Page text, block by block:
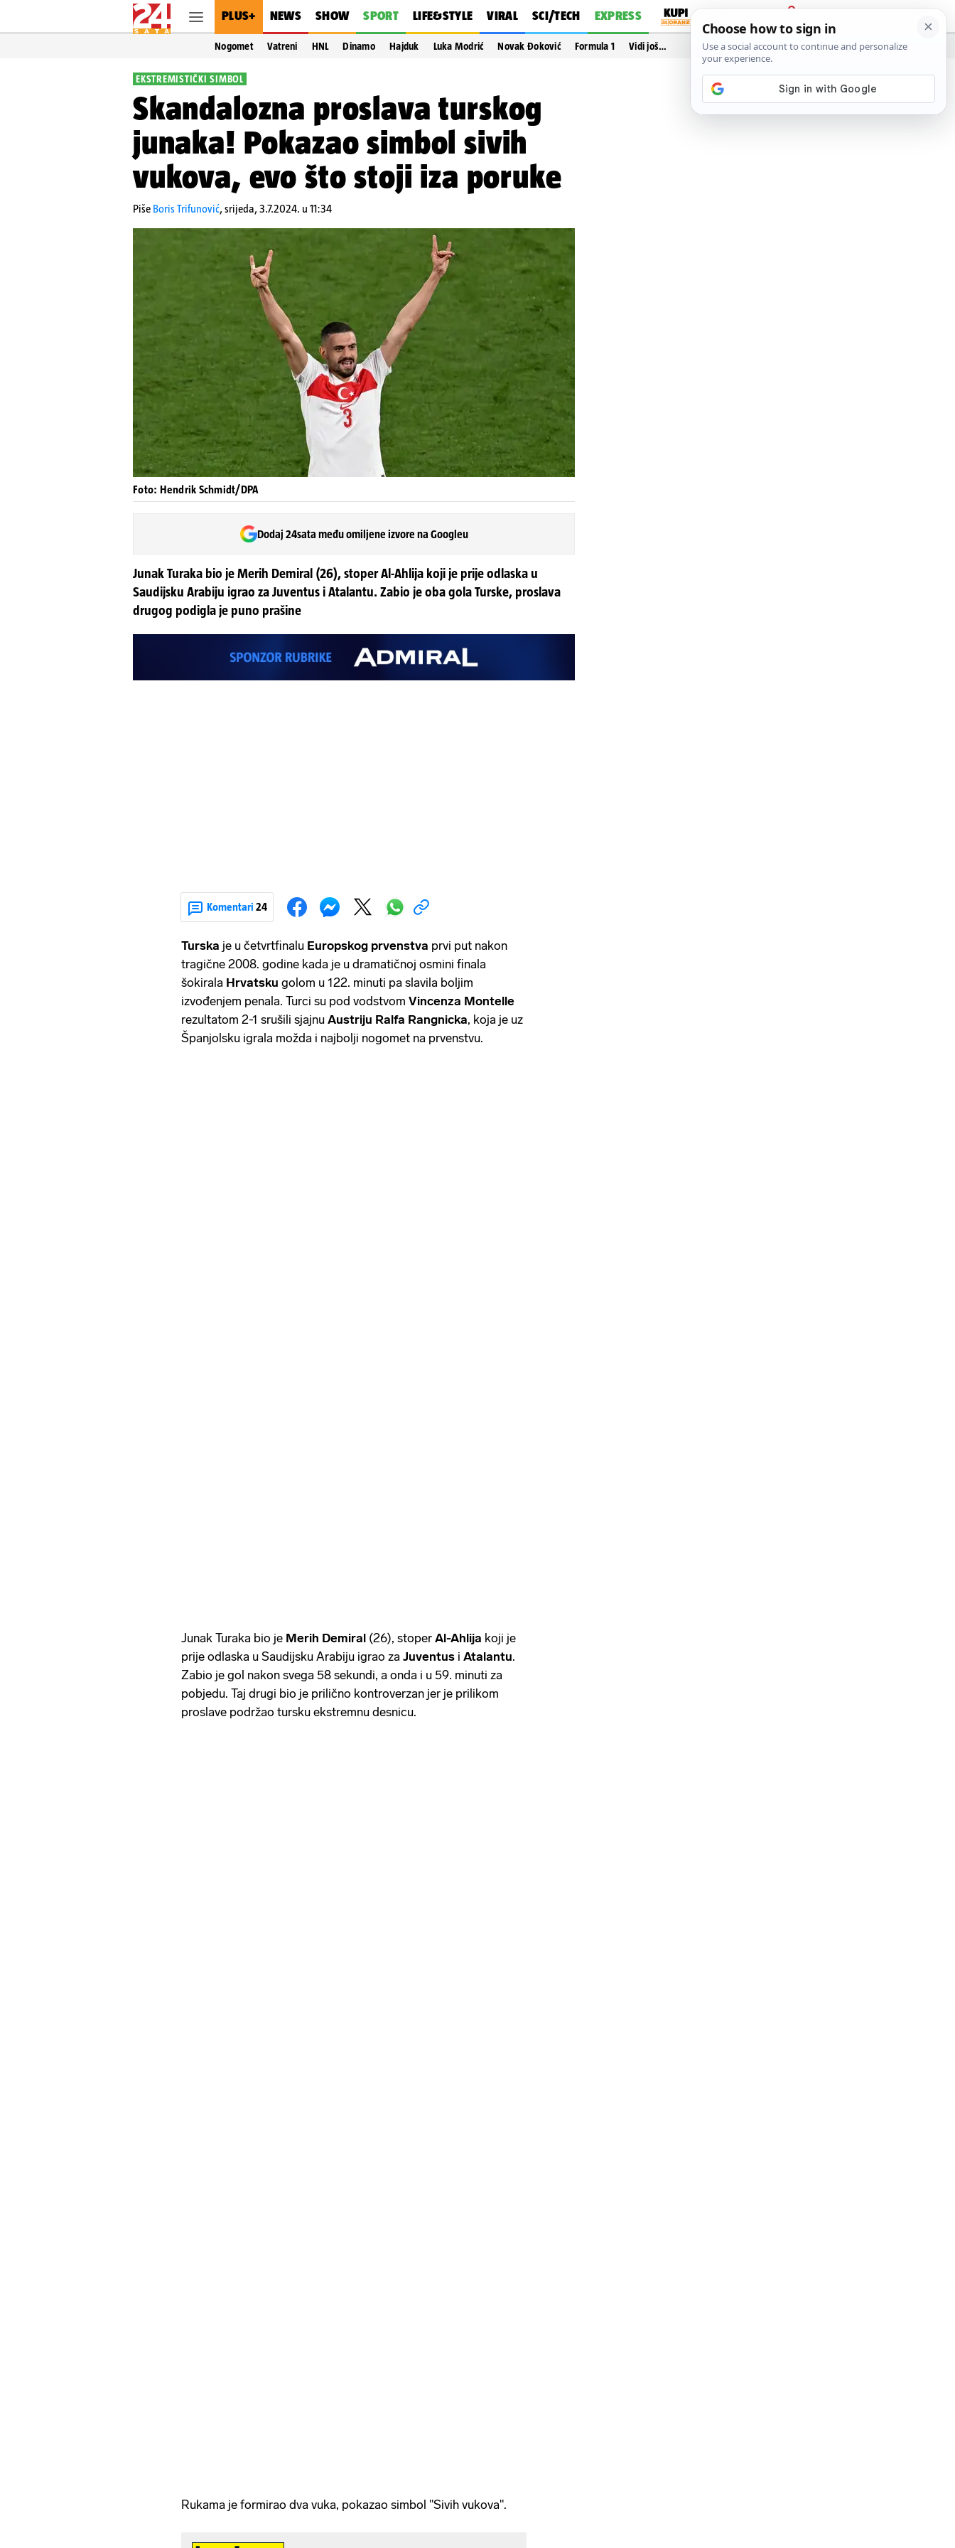
PLUS+ NEWS SHOW SPORT LIFE&STYLE VIRAL SCI/TECH EXPRESS
PRIJAVA
Nogomet Vatreni HNL Dinamo Hajduk Luka Modrić Novak Đoković Formula 1 Vidi još…
EKSTREMISTIČKI SIMBOL
Skandalozna proslava turskog
junaka! Pokazao simbol sivih
vukova, evo što stoji iza poruke
Piše Boris Trifunović,srijeda, 3.7.2024. u 11:34
Foto: Hendrik Schmidt/DPA
Dodaj 24sata među omiljene izvore na Googleu
Junak Turaka bio je Merih Demiral (26), stoper Al-Ahlija koji je prije odlaska u
Saudijsku Arabiju igrao za Juventus i Atalantu. Zabio je oba gola Turske, proslava
drugog podigla je puno prašine
Komentari 24
Turska je u četvrtfinalu Europskog prvenstva prvi put nakon
tragične 2008. godine kada je u dramatičnoj osmini finala
šokirala Hrvatsku golom u 122. minuti pa slavila boljim
izvođenjem penala. Turci su pod vodstvom Vincenza Montelle
rezultatom 2-1 srušili sjajnu Austriju Ralfa Rangnicka, koja je uz
Španjolsku igrala možda i najbolji nogomet na prvenstvu.
Junak Turaka bio je Merih Demiral (26), stoper Al-Ahlija koji je
prije odlaska u Saudijsku Arabiju igrao za Juventus i Atalantu.
Zabio je gol nakon svega 58 sekundi, a onda i u 59. minuti za
pobjedu. Taj drugi bio je prilično kontroverzan jer je prilikom
proslave podržao tursku ekstremnu desnicu.
Rukama je formirao dva vuka, pokazao simbol "Sivih vukova".